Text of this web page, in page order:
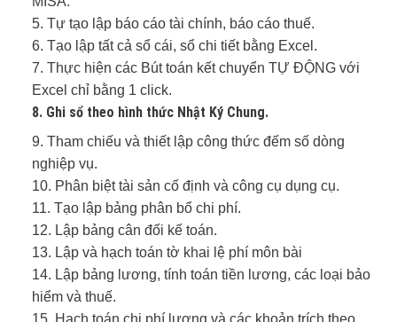
5. Tự tạo lập báo cáo tài chính, báo cáo thuế.
6. Tạo lập tất cả sổ cái, sổ chi tiết bằng Excel.
7. Thực hiện các Bút toán kết chuyển TỰ ĐỘNG với
Excel chỉ bằng 1 click.
8. Ghi sổ theo hình thức Nhật Ký Chung.
9. Tham chiếu và thiết lập công thức đếm số dòng
nghiệp vụ.
10. Phân biệt tài sản cố định và công cụ dụng cụ.
11. Tạo lập bảng phân bổ chi phí.
12. Lập bảng cân đối kế toán.
13. Lập và hạch toán tờ khai lệ phí môn bài
14. Lập bảng lương, tính toán tiền lương, các loại bảo
hiểm và thuế.
15. Hạch toán chi phí lương và các khoản trích theo